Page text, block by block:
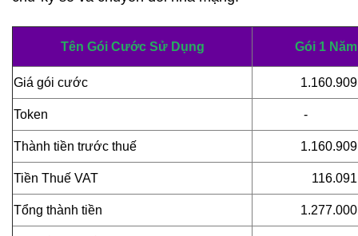
Tên Gói Cước Sử Dụng Gói 1 Năm
Giá gói cước 1.160.909
Token -
Thành tiền trước thuế 1.160.909
Tiền Thuế VAT 116.091
Tổng thành tiền 1.277.000